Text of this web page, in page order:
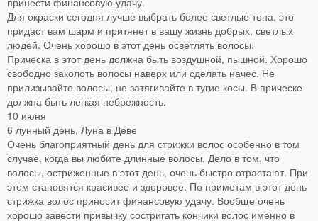
Для окраски сегодня лучше выбрать более светлые тона, это
придаст вам шарм и притянет в вашу жизнь добрых, светлых
людей. Очень хорошо в этот день осветлять волосы.
Прическа в этот день должна быть воздушной, пышной. Хорошо
свободно заколоть волосы наверх или сделать начес. Не
прилизывайте волосы, не затягивайте в тугие косы. В прическе
должна быть легкая небрежность.
10 июня
6 лунный день, Луна в Деве
Очень благоприятный день для стрижки волос особенно в том
случае, когда вы любите длинные волосы. Дело в том, что
волосы, остриженные в этот день, очень быстро отрастают. При
этом становятся красивее и здоровее. По приметам в этот день
стрижка волос приносит финансовую удачу. Вообще очень
хорошо завести привычку состригать кончики волос именно в